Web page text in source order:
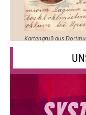
Kartengruß aus